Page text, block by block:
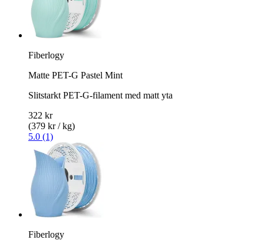
Fiberlogy
Matte PET-G Pastel Mint
Slitstarkt PET-G-filament med matt yta
322 kr
(379 kr / kg)
5.0 (1)
Fiberlogy